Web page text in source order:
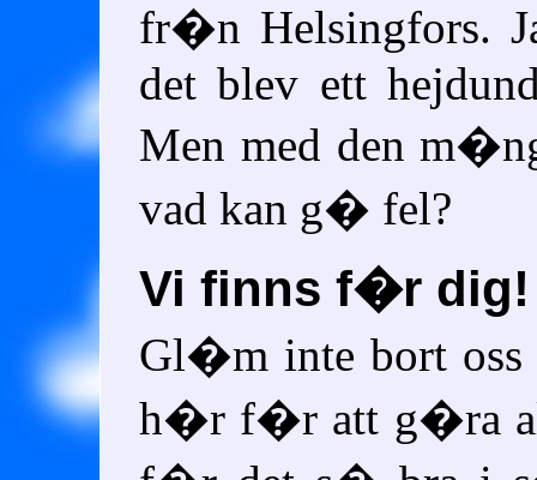
fr�n Helsingfors.
det blev ett
Men med den
vad kan g� fel?
Vi finns f�r dig!
Gl�m inte bort
h�r f�r att g�ra